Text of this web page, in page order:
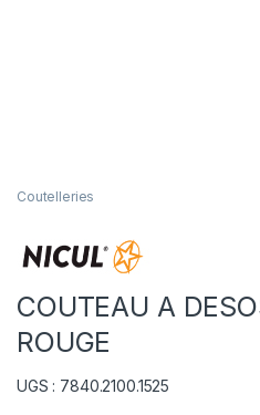
Coutelleries
COUTEAU A
ROUGE
UGS : 7840.2100.1525